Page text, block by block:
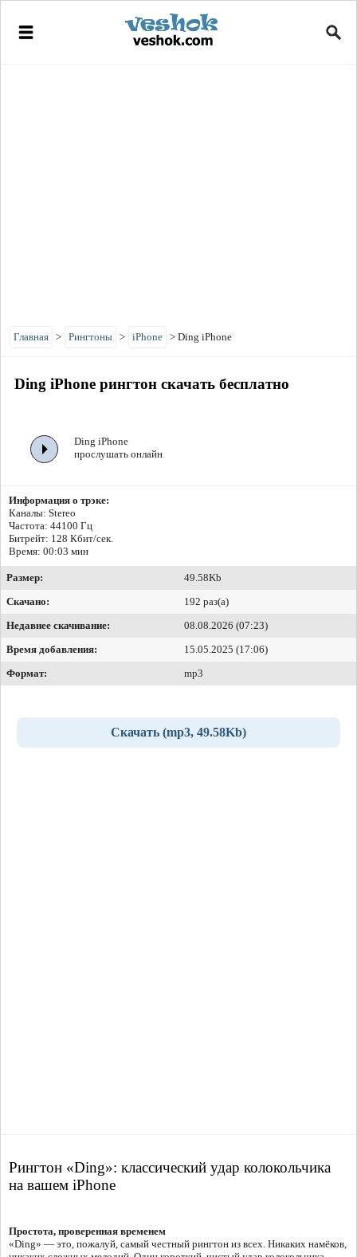
Главная > Рингтоны > iPhone > Ding iPhone
Ding iPhone рингтон скачать бесплатно
Ding iPhone
прослушать онлайн
Информация о трэке:
Каналы: Stereo
Частота: 44100 Гц
Битрейт: 128 Кбит/сек.
Время: 00:03 мин
Размер:
49.58Kb
Скачано:
192 раз(а)
Недавнее скачивание:
08.08.2026 (07:23)
Время добавления:
15.05.2025 (17:06)
Формат:
mp3
Скачать (mp3, 49.58Kb)
Рингтон «Ding»: классический удар колокольчика
на вашем iPhone
Простота, проверенная временем
«Ding» — это, пожалуй, самый честный рингтон из всех. Никаких намёков,